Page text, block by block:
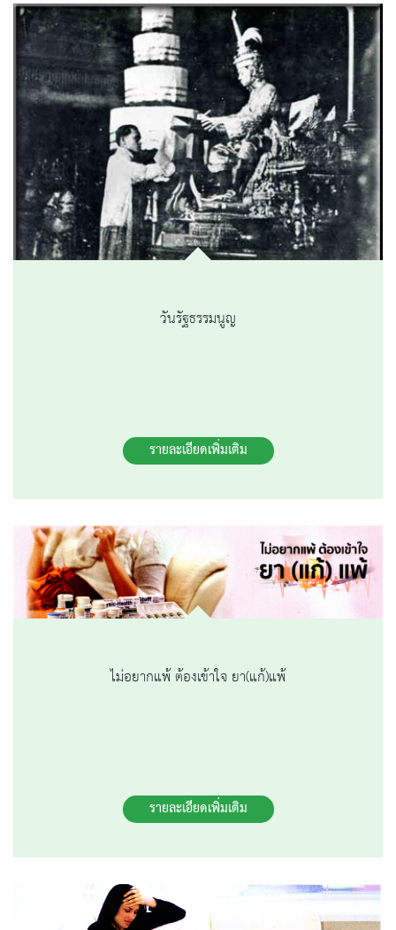
วันรัฐธรรมนูญ
รายละเอียดเพิ่มเติม
ไม่อยากแพ้ ต้องเข้าใจ ยา(แก้)แพ้
รายละเอียดเพิ่มเติม